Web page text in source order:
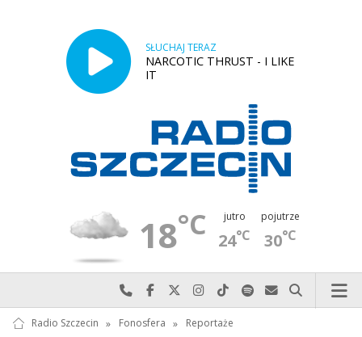
SŁUCHAJ TERAZ
NARCOTIC THRUST - I LIKE
IT
18°C jutro
24°C
pojutrze
30°C
Najlepiej po prostu do nas zadzwoń
Odwiedź nas na Facebook-u
Odwiedź nas na X
Odwiedź nas na Instagram-ie
Odwiedź nas na TikTok-u
Szukaj nas na Spotify
Wyślij do nas
Szukaj
Radio Szczecin » Fonosfera » Reportaże